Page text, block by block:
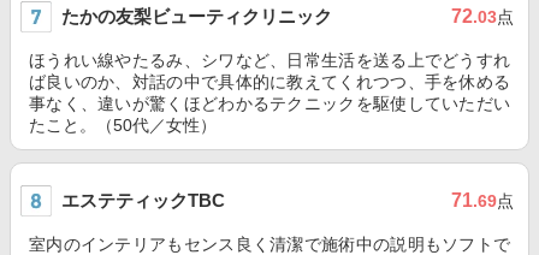
たかの友梨ビューティクリニック 72.03点
ほうれい線やたるみ、シワなど、日常生活を送る上でどうすれ
ば良いのか、対話の中で具体的に教えてくれつつ、手を休める
事なく、違いが驚くほどわかるテクニックを駆使していただい
たこと。（50代／女性）
エステティックTBC 71.69点
室内のインテリアもセンス良く清潔で施術中の説明もソフトで